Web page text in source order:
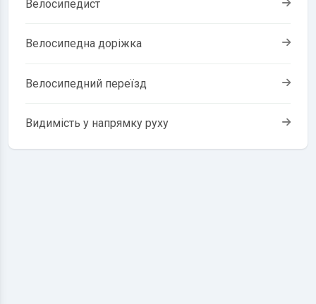
Велосипедист
Велосипедна доріжка
Велосипедний переїзд
Видимість у напрямку руху